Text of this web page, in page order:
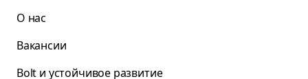
О нас
Вакансии
Bolt и устойчивое развитие